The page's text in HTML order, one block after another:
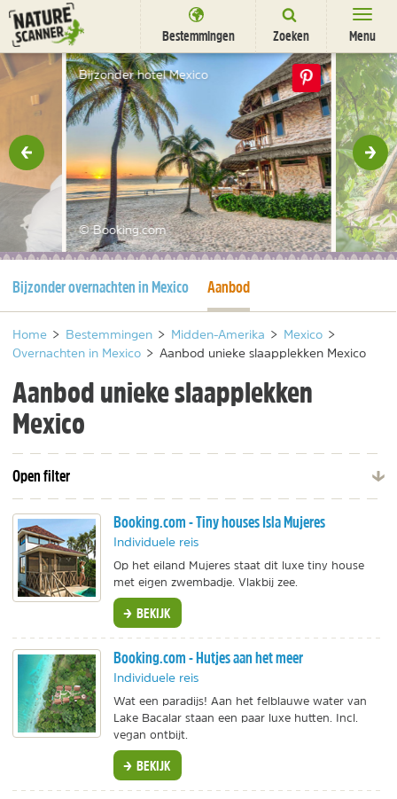
Ga
naar
content
Bestemmingen Zoeken Menu
Bestemmingen
Overnachten
Activiteiten
Natuurparken
Dieren
Nieuwsbrief Uitgelicht
Bijzonder hotel Mexico
© Booking.com
Huidige pagina
Bijzonder overnachten in Mexico Huidige pagina
Aanbod
Home > Bestemmingen > Midden-Amerika > Mexico >
Overnachten in Mexico > Aanbod unieke slaapplekken Mexico
Aanbod unieke slaapplekken
Mexico
Open filter
Booking.com - Tiny houses Isla Mujeres
Individuele reis
Op het eiland Mujeres staat dit luxe tiny house
met eigen zwembadje. Vlakbij zee.
BEKIJK
Booking.com - Hutjes aan het meer
Individuele reis
Wat een paradijs! Aan het felblauwe water van
Lake Bacalar staan een paar luxe hutten. Incl.
vegan ontbijt.
BEKIJK